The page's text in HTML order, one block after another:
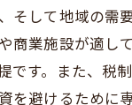
そして地域の需
商業施設が適し
です。また、税
を避けるために